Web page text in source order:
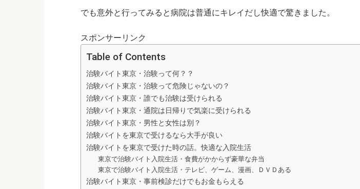
でも意外と行ってみると病院は普通にキレイだし快適で驚きました。
スポンサーリンク
Table of Contents
治験バイト東京・治験って何？？
治験バイト東京・治験って危険じゃないの？
治験バイト東京・誰でも治験は受けられる
治験バイト東京・通院は日帰りで気楽に受けられる
治験バイト東京・男性と女性は別？
治験バイトを東京で受けるなら大手が良い
治験バイトを東京で受けた時の話。快適な入院生活
東京で治験バイト入院生活・食費がかからず豪華な弁当
東京で治験バイト入院生活・テレビ、ゲーム、漫画、ＤＶＤある
治験バイト東京・事前検診だけでもお金もらえる